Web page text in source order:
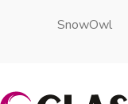
SnowOwl